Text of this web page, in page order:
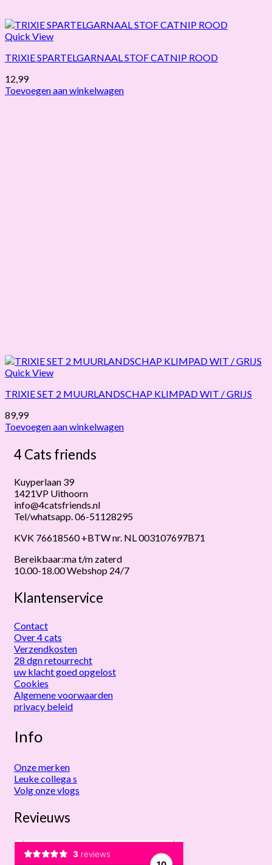
Quick View
TRIXIE SPARTELGARNAAL STOF CATNIP ROOD
12,99
Toevoegen aan winkelwagen
Quick View
TRIXIE SET 2 MUURLANDSCHAP KLIMPAD WIT / GRIJS
89,99
Toevoegen aan winkelwagen
4 Cats friends
Kuyperlaan 39
1421VP Uithoorn
info@4catsfriends.nl
Tel/whatsapp. 06-51128295
KVK 76618560 +BTW nr. NL 003107697B71
Bereikbaar:ma t/m zaterd
10.00-18.00 Webshop 24/7
Klantenservice
Contact
Over 4 cats
Verzendkosten
28 dgn retourrecht
uw klacht goed opgelost
Cookies
Algemene voorwaarden
privacy beleid
Info
Onze merken
Leuke collega s
Volg onze vlogs
Revieuws